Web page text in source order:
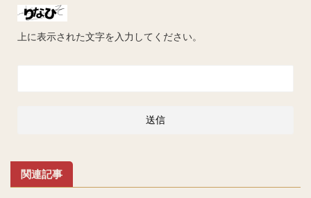
上に表示された文字を入力してください。
関連記事